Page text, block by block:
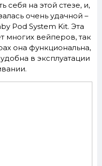
себя на этой стезе, и,
очень удачной –
Pod System Kit. Эта
многих вейперов, так
она функциональна,
в эксплуатации